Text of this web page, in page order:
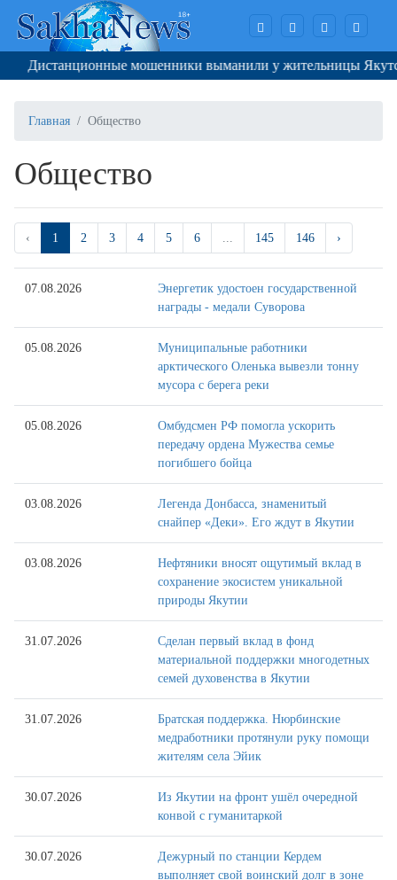
мошенники выманили у жительницы Якутска
Главная Общество
Общество
‹ 1 2 3 4 5 6 ... 145 146 ›
07.08.2026
Энергетик удостоен государственной
награды - медали Суворова
05.08.2026
Муниципальные работники
арктического Оленька вывезли тонну
мусора с берега реки
05.08.2026
Омбудсмен РФ помогла ускорить
передачу ордена Мужества семье
погибшего бойца
03.08.2026
Легенда Донбасса, знаменитый
снайпер «Деки». Его ждут в Якутии
03.08.2026
Нефтяники вносят ощутимый вклад в
сохранение экосистем уникальной
природы Якутии
31.07.2026
Сделан первый вклад в фонд
материальной поддержки многодетных
семей духовенства в Якутии
31.07.2026
Братская поддержка. Нюрбинские
медработники протянули руку помощи
жителям села Эйик
30.07.2026
Из Якутии на фронт ушёл очередной
конвой с гуманитаркой
30.07.2026
Дежурный по станции Кердем
выполняет свой воинский долг в зоне